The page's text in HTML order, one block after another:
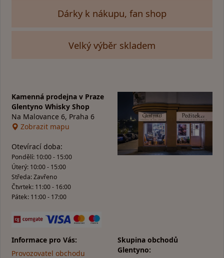
Dárky k nákupu, fan shop
Velký výběr skladem
Informace pro Vás:
Provozovatel obchodu
Skupina obchodů
Glentyno:
Kamenná prodejna v Praze
Glentyno Whisky Shop
Na Malovance 6, Praha 6
Zobrazit mapu
Otevírací doba:
Pondělí: 10:00 - 15:00
Úterý: 10:00 - 15:00
Středa: Zavřeno
Čtvrtek: 11:00 - 16:00
Pátek: 11:00 - 17:00